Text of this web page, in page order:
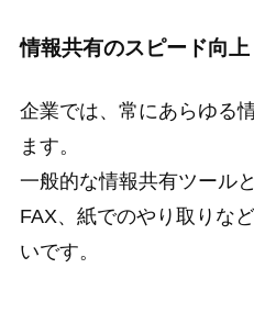
情報共有のスピード向上
企業では、常にあらゆる
ます。
一般的な情報共有ツール
FAX、紙でのやり取りな
いです。